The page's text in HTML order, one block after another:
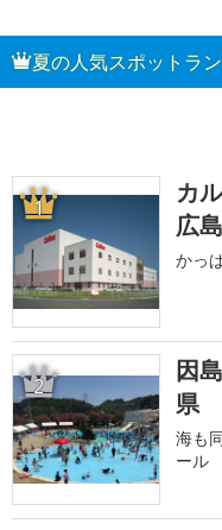
夏の人気スポットラ
1
カ
広
かっ
2
因
県
海も
ール